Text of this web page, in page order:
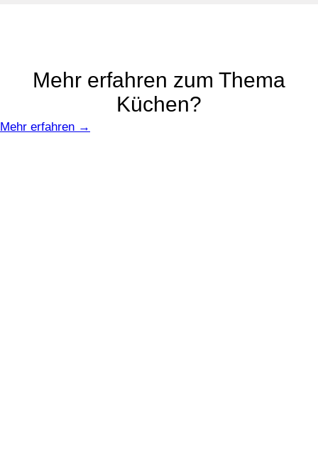
Mehr erfahren zum Thema
Küchen?
Mehr erfahren →